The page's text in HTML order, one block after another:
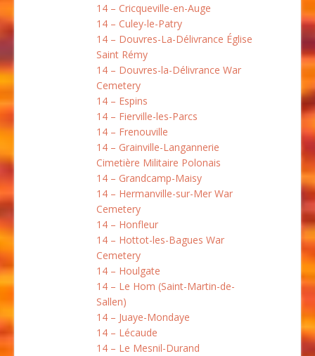
14 – Cricqueville-en-Auge
14 – Culey-le-Patry
14 – Douvres-La-Délivrance Église
Saint Rémy
14 – Douvres-la-Délivrance War
Cemetery
14 – Espins
14 – Fierville-les-Parcs
14 – Frenouville
14 – Grainville-Langannerie
Cimetière Militaire Polonais
14 – Grandcamp-Maisy
14 – Hermanville-sur-Mer War
Cemetery
14 – Honfleur
14 – Hottot-les-Bagues War
Cemetery
14 – Houlgate
14 – Le Hom (Saint-Martin-de-
Sallen)
14 – Juaye-Mondaye
14 – Lécaude
14 – Le Mesnil-Durand